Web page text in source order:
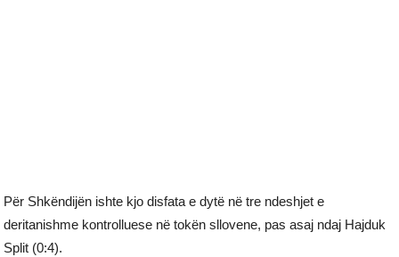
Për Shkëndijën ishte kjo disfata e dytë në tre ndeshjet e
deritanishme kontrolluese në tokën sllovene, pas asaj ndaj Hajduk
Split (0:4).